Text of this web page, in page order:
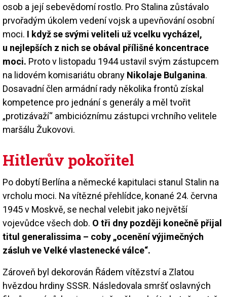
osob a její sebevědomí rostlo. Pro Stalina zůstávalo
prvořadým úkolem vedení vojsk a upevňování osobní
moci. I když se svými veliteli už vcelku vycházel,
u nejlepších z nich se obával přílišné koncentrace
moci. Proto v listopadu 1944 ustavil svým zástupcem
na lidovém komisariátu obrany Nikolaje Bulganina.
Dosavadní člen armádní rady několika frontů získal
kompetence pro jednání s generály a měl tvořit
„protizávaží“ ambicióznímu zástupci vrchního velitele
maršálu Žukovovi.
Hitlerův pokořitel
Po dobytí Berlína a německé kapitulaci stanul Stalin na
vrcholu moci. Na vítězné přehlídce, konané 24. června
1945 v Moskvě, se nechal velebit jako největší
vojevůdce všech dob. O tři dny později konečně přijal
titul generalissima – coby „ocenění výjimečných
zásluh ve Velké vlastenecké válce“.
Zároveň byl dekorován Řádem vítězství a Zlatou
hvězdou hrdiny SSSR. Následovala smršť oslavných